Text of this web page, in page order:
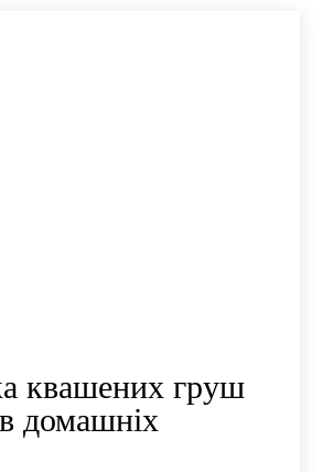
квашених груш
домашніх